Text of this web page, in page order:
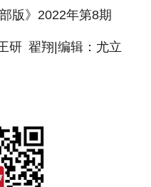
版》2022年第8期
研 翟翔|编辑：尤立